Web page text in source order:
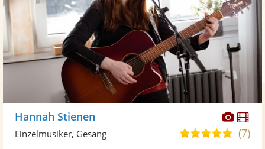
Hannah Stienen
5,0(7)
Einzelmusiker, Gesang